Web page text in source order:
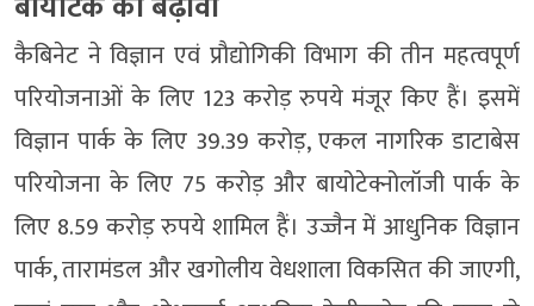
कैबिनेट ने विज्ञान एवं प्रौद्योगिकी विभाग की तीन महत्वपूर्ण
परियोजनाओं के लिए 123 करोड़ रुपये मंजूर किए हैं। इसमें
विज्ञान पार्क के लिए 39.39 करोड़, एकल नागरिक डाटाबेस
परियोजना के लिए 75 करोड़ और बायोटेक्नोलॉजी पार्क के
लिए 8.59 करोड़ रुपये शामिल हैं। उज्जैन में आधुनिक विज्ञान
पार्क, तारामंडल और खगोलीय वेधशाला विकसित की जाएगी,